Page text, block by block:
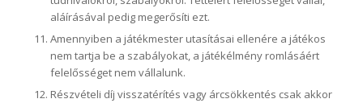
aláírásával pedig megerősíti ezt.
Amennyiben a játékmester utasításai ellenére a játékos
nem tartja be a szabályokat, a játékélmény romlásáért
felelősséget nem vállalunk.
Részvételi díj visszatérítés vagy árcsökkentés csak akkor